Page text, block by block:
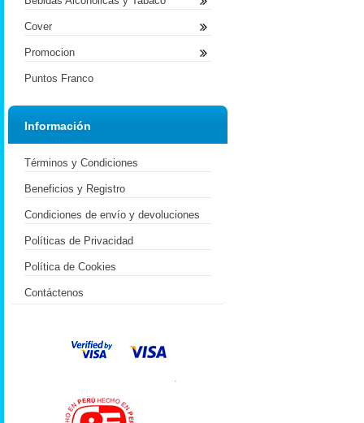
Cover
Promocion
Puntos Franco
Información
Términos y Condiciones
Beneficios y Registro
Condiciones de envío y devoluciones
Políticas de Privacidad
Política de Cookies
Contáctenos
.